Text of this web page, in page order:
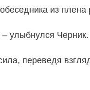
из
– улыбнулся Черник.
переведя